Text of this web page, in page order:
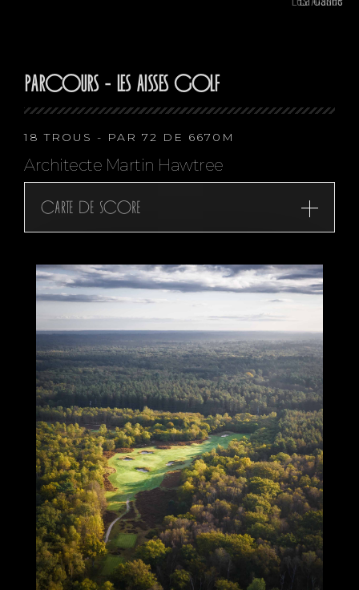
PARCOURS - LES AISSES GOLF
18 TROUS - PAR 72 DE 6670M
Architecte Martin Hawtree
Carte de score